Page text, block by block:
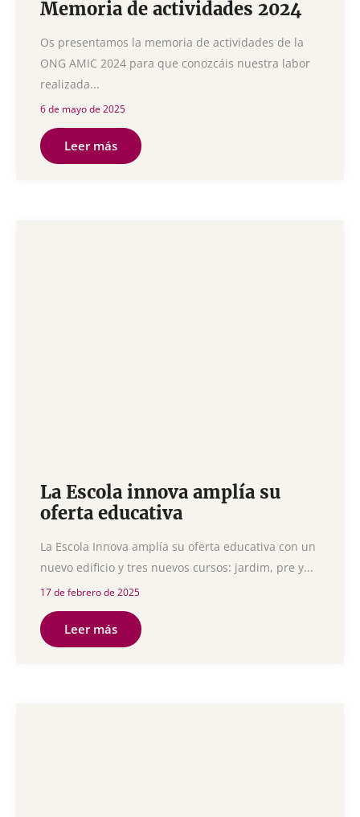
Memoria de actividades 2024
Os presentamos la memoria de actividades de la
ONG AMIC 2024 para que conozcáis nuestra labor
realizada...
6 de mayo de 2025
Leer más
La Escola innova amplía su
oferta educativa
La Escola Innova amplía su oferta educativa con un
nuevo edificio y tres nuevos cursos: jardim, pre y...
17 de febrero de 2025
Leer más